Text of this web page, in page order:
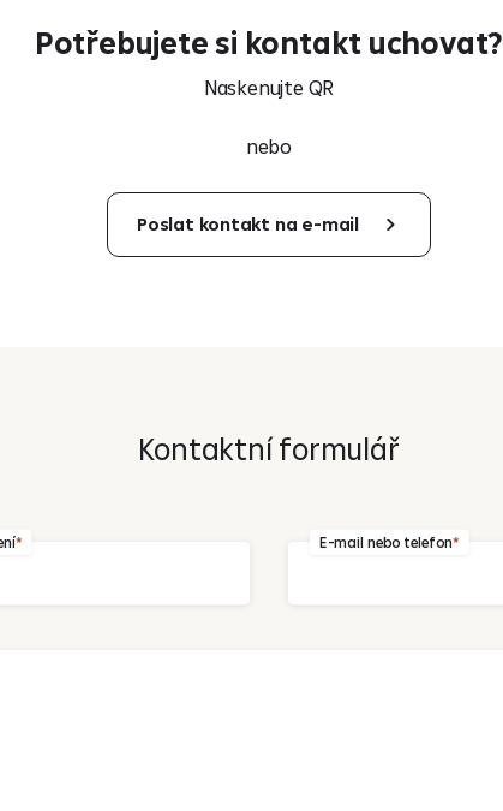
Potřebujete si kontakt uchovat?
Naskenujte QR
nebo
Poslat kontakt na e-mail
Kontaktní formulář
E-mail nebo telefon